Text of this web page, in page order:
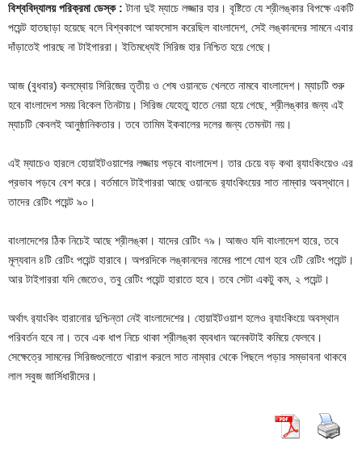
বিশ্ববিদ্যালয় পরিক্রমা ডেস্ক : টানা দুই ম্যাচে লজ্জার হার। বৃষ্টিতে যে শ্রীলঙ্কার বিপক্ষে একটি
পয়েন্ট হাতছাড়া হয়েছে বলে বিশ্বকাপে আফসোস করেছিল বাংলাদেশ, সেই লঙ্কানদের সামনে এবার
দাঁড়াতেই পারছে না টাইগাররা। ইতিমধ্যেই সিরিজ হার নিশ্চিত হয়ে গেছে।
আজ (বুধবার) কলম্বোয় সিরিজের তৃতীয় ও শেষ ওয়ানডে খেলতে নামবে বাংলাদেশ। ম্যাচটি শুরু
হবে বাংলাদেশ সময় বিকেল তিনটায়। সিরিজ যেহেতু হাতে নেয়া হয়ে গেছে, শ্রীলঙ্কার জন্য এই
ম্যাচটি কেবলই আনুষ্ঠানিকতার। তবে তামিম ইকবালের দলের জন্য তেমনটা নয়।
এই ম্যাচেও হারলে হোয়াইটওয়াশের লজ্জায় পড়বে বাংলাদেশ। তার চেয়ে বড় কথা র‌্যাংকিংয়েও এর
প্রভাব পড়বে বেশ করে। বর্তমানে টাইগাররা আছে ওয়ানডে র‌্যাংকিংয়ের সাত নাম্বার অবস্থানে।
তাদের রেটিং পয়েন্ট ৯০।
বাংলাদেশের ঠিক নিচেই আছে শ্রীলঙ্কা। যাদের রেটিং ৭৯। আজও যদি বাংলাদেশ হারে, তবে
মূল্যবান ৪টি রেটিং পয়েন্ট হারাবে। অপরদিকে লঙ্কানদের নামের পাশে যোগ হবে ৩টি রেটিং পয়েন্ট।
আর টাইগাররা যদি জেতেও, তবু রেটিং পয়েন্ট হারাতে হবে। তবে সেটা একটু কম, ২ পয়েন্ট।
অর্থাৎ র‌্যাংকিং হারানোর দুশ্চিন্তা নেই বাংলাদেশের। হোয়াইটওয়াশ হলেও র‌্যাংকিংয়ে অবস্থান
পরিবর্তন হবে না। তবে এক ধাপ নিচে থাকা শ্রীলঙ্কা ব্যবধান অনেকটাই কমিয়ে ফেলবে।
সেক্ষেত্রে সামনের সিরিজগুলোতে খারাপ করলে সাত নাম্বার থেকে পিছলে পড়ার সম্ভাবনা থাকবে
লাল সবুজ জার্সিধারীদের।